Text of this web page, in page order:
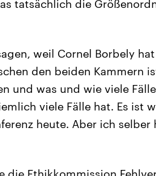
tatsächlich die
weil Cornel Borbely
den beiden Kammern
und was und wie viele
viele Fälle hat. Es ist
heute. Aber ich